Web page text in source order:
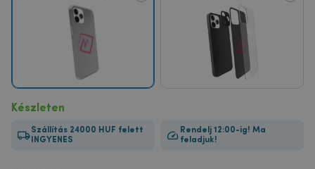
Készleten
Szállítás 24000 HUF felett
INGYENES
Rendelj 12:00-ig! Ma
feladjuk!